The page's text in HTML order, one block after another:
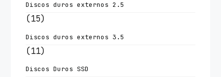
Discos duros externos 2.5
(15)
Discos duros externos 3.5
(11)
Discos Duros SSD